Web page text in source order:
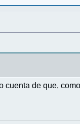
cuenta de que,